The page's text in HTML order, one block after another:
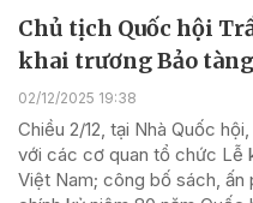
Chủ tịch Quốc hội
khai trương Bảo
02/12/2025 19:38
Chiều 2/12, tại Nhà Quốc
với các cơ quan tổ chức Lễ
Việt Nam; công bố sách, ấn